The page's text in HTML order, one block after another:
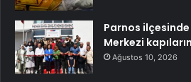
Parnos
Merkezi
Ağustos 10, 2026